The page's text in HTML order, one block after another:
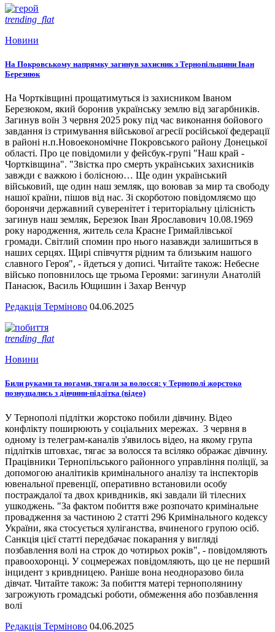
trending_flat
Новини
На Покровському напрямку загинув захисник з Тернопільщини Іван
Березнюк
На Чортківщині прощатимуться із захисником Іваном
Березюком, який боронив українську землю від загарбників.
Загинув воїн 3 червня 2025 року під час виконання бойового
завдання із стримування військової агресії російської федерації
в районі н.п.Новоекономічне Покровського району Донецької
області. Про це повідомили у фейсбук-групі "Наш край -
Чортківщина". "Звістка про смерть українських захисників
завжди є важкою і болісною… Ще один український
військовий, ще один наш земляк, що воював за мир та свободу
нашої країни, пішов від нас. Зі скорботою повідомляємо що
боронячи державний суверенітет і територіальну цілісність
загинув наш земляк, Березюк Іван Ярославович 10.08.1969
року народження, житель села Красне Гримайлівської
громади. Світлий спомин про нього назавжди залишиться в
наших серцях. Щирі співчуття рідним та близьким нашого
славного Героя", - йдеться у дописі. Читайте також: Небесне
військо поповнилось ще трьома Героями: загинули Анатолій
Панасюк, Василь Ющишин і Захар Венчур
Редакція Терміново 04.06.2025
trending_flat
Новини
Били руками та ногами, тягали за волосся: у Тернополі жорстоко
познущались з дівчини-підлітка (відео)
У Тернополі підлітки жорстоко побили дівчину. Відео
конфлікту поширюють у соціальних мережах. 3 червня в
одному із телеграм-каналів з'явилось відео, на якому група
підлітків штовхає, тягає за волосся та всіляко ображає дівчину.
Працівники Тернопільського районного управління поліції, за
допомогою аналітиків кримінального аналізу та інспекторів
ювенальної превенції, оперативно встановили особу
постраждалої та двох кривдників, які завдали їй тілесних
ушкоджень. "За фактом побиття вже розпочато кримінальне
провадження за частиною 2 статті 296 Кримінального кодексу
України, яка стосується хуліганства, вчиненого групою осіб.
Санкція цієї статті передбачає покарання у вигляді
позбавлення волі на строк до чотирьох років", - повідомляють
правоохоронці. У соцмережах повідомляють, що це не перший
інцидент з кривдницею. Раніше вона неодноразово била
дівчат. Читайте також: За побиття матері тернополянину
загрожують громадські роботи, обмеження або позбавлення
волі
Редакція Терміново 04.06.2025